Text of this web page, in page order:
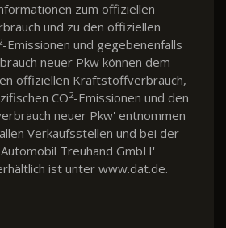
zum offiziellen
und zu den offiziellen
-Emissionen und gegebenenfalls
neuer Pkw können dem
offiziellen Kraftstoffverbrauch,
CO2-Emissionen und den
neuer Pkw' entnommen
Verkaufsstellen und bei der
Treuhand GmbH'
ist unter www.dat.de.